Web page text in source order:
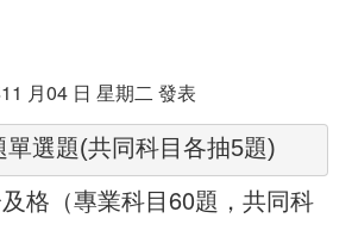
月04 日 星期二 發表
單選題(共同科目各抽5題)
格（專業科目60題，共同科